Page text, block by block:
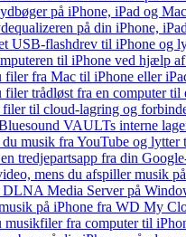
på iPhone, iPad og
på din iPhone,
USB-flashdrev til iPhone og
til iPhone ved hjælp
filer fra Mac til iPhone eller
filer trådløst fra en computer
filer til cloud-lagring og
VAULTs interne
du musik fra YouTube og
tredjepartsapp fra din
mens du afspiller musik
DLNA Media Server på
på iPhone fra WD My
musikfiler fra computer til